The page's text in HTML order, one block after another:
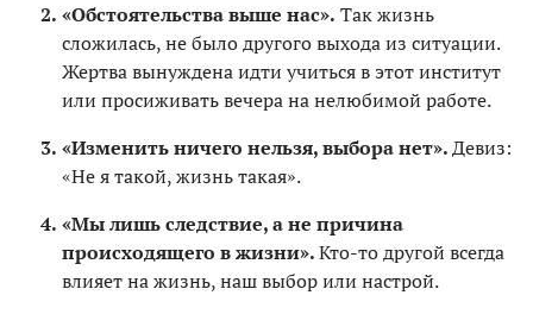
«Обстоятельства выше нас». Так жизнь
сложилась, не было другого выхода из ситуации.
Жертва вынуждена идти учиться в этот институт
или просиживать вечера на нелюбимой работе.
«Изменить ничего нельзя, выбора нет».Девиз:
«Не я такой, жизнь такая».
«Мы лишь следствие, а не причина
происходящего в жизни».Кто-то другой всегда
влияет на жизнь, наш выбор или настрой.